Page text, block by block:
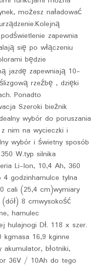
możesz naładować
zapewnia
się po włączeniu
będzie
jazdę zapewniają 10-
rzeźbę , dzięki
Ponadto
Szeroki bieżnik
wybór do poruszania
nim na wycieczki i
wybór i świetny sposób
W.typ silnika
Li-Ion, 10,4 Ah, 360
4 godzinhamulce tylna
cali (25,4 cm)wymiary
8 cmwysokość
hamulec
hulajnogi Dł. 118 x szer.
16,9 kginne
błotniki,
36V / 10Ah do tego